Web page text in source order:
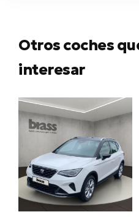
Otros coches
interesar